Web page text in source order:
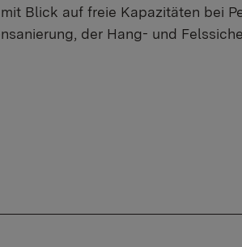
Blick auf freie Kapazitäten bei
der Hang- und